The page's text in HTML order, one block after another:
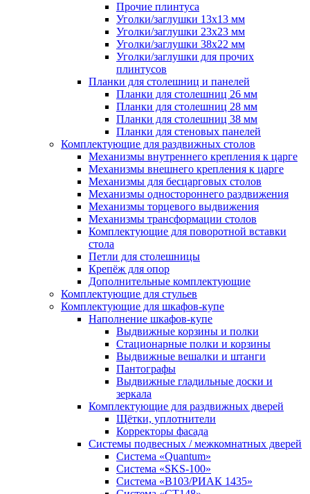
Прочие плинтуса
Уголки/заглушки 13х13 мм
Уголки/заглушки 23х23 мм
Уголки/заглушки 38х22 мм
Уголки/заглушки для прочих
плинтусов
Планки для столешниц и панелей
Планки для столешниц 26 мм
Планки для столешниц 28 мм
Планки для столешниц 38 мм
Планки для стеновых панелей
Комплектующие для раздвижных столов
Механизмы внутреннего крепления к царге
Механизмы внешнего крепления к царге
Механизмы для бесцарговых столов
Механизмы одностороннего раздвижения
Механизмы торцевого выдвижения
Механизмы трансформации столов
Комплектующие для поворотной вставки
стола
Петли для столешницы
Крепёж для опор
Дополнительные комплектующие
Комплектующие для стульев
Комплектующие для шкафов-купе
Наполнение шкафов-купе
Выдвижные корзины и полки
Стационарные полки и корзины
Выдвижные вешалки и штанги
Пантографы
Выдвижные гладильные доски и
зеркала
Комплектующие для раздвижных дверей
Щётки, уплотнители
Корректоры фасада
Системы подвесных / межкомнатных дверей
Система «Quantum»
Система «SKS-100»
Система «B103/РИАК 1435»